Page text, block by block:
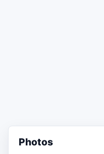
Photos